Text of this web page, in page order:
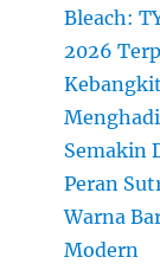
Bleach:
2026
Semakin
Peran
Warna
Modern